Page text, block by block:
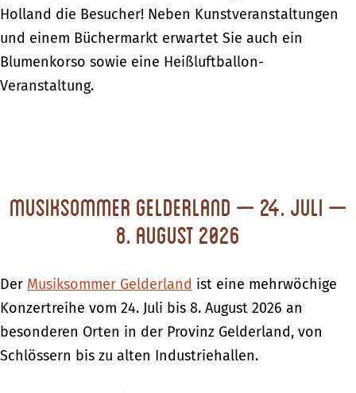
Holland die Besucher! Neben Kunstveranstaltungen
und einem Büchermarkt erwartet Sie auch ein
Blumenkorso sowie eine Heißluftballon-
Veranstaltung.
Musiksommer Gelderland – 24. Juli –
8. August 2026
Der Musiksommer Gelderland ist eine mehrwöchige
Konzertreihe vom 24. Juli bis 8. August 2026 an
besonderen Orten in der Provinz Gelderland, von
Schlössern bis zu alten Industriehallen.